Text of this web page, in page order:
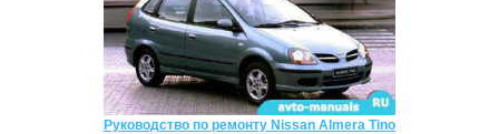
Руководство по ремонту Nissan Almera Tino